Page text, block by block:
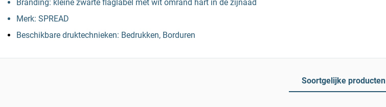
Branding: kleine zwarte flaglabel met wit omrand hart in de zijnaad
Merk: SPREAD
Beschikbare druktechnieken: Bedrukken, Borduren
Soortgelijke producten